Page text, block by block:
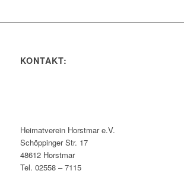
KONTAKT:
Heimatverein Horstmar e.V.
Schöppinger Str. 17
48612 Horstmar
Tel. 02558 – 7115